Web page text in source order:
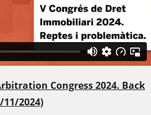
Congress 2024. Back
2024)